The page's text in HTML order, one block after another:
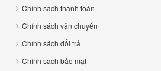
Chính sách thanh toán
Chính sách vận chuyển
Chính sách đổi trả
Chính sách bảo mật